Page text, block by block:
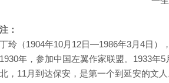
注：
丁玲（1904年10月12日—1986年3月4日）
1930年，参加中国左翼作家联盟。1933年
北，11月到达保安，是第一个到延安的文